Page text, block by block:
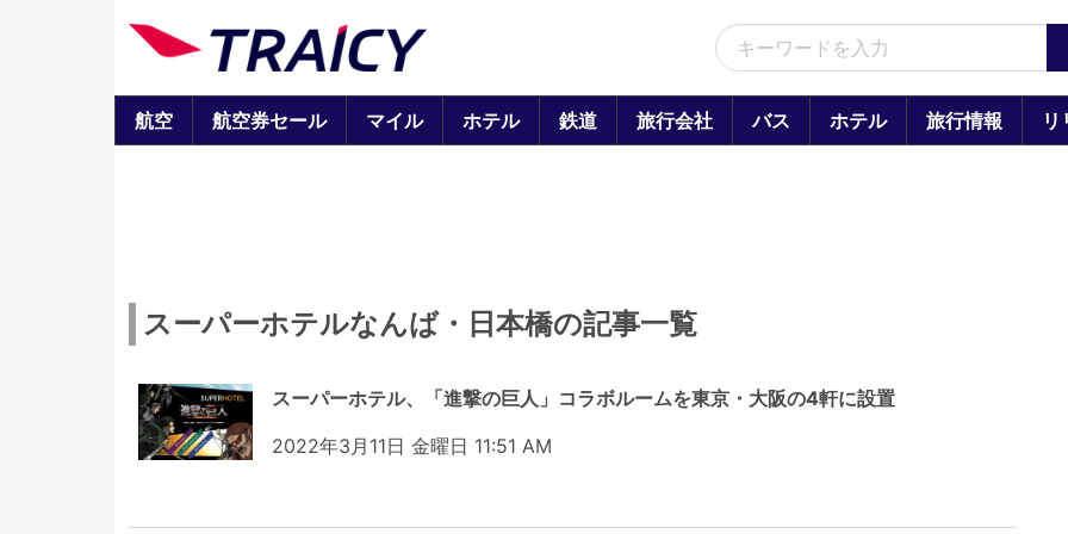
航空 航空券セール マイル ホテル 鉄道 旅行会社 バス ホテル 旅行情報 リ
スーパーホテルなんば・日本橋の記事一覧
スーパーホテル、「進撃の巨人」コラボルームを東京・大阪の4軒に設置
2022年3月11日 金曜日 11:51 AM